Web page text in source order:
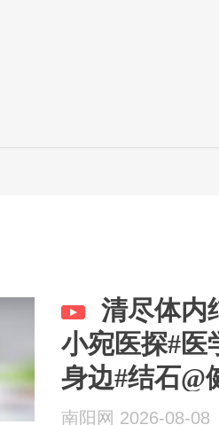
清尽体内
小宛医探#医
身边#结石@
南阳网 2026-08-08